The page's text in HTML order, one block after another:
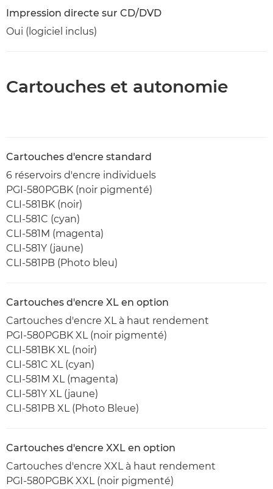
Impression directe sur CD/DVD
Oui (logiciel inclus)
Cartouches et autonomie
Cartouches d'encre standard
6 réservoirs d'encre individuels
PGI-580PGBK (noir pigmenté)
CLI-581BK (noir)
CLI-581C (cyan)
CLI-581M (magenta)
CLI-581Y (jaune)
CLI-581PB (Photo bleu)
Cartouches d'encre XL en option
Cartouches d'encre XL à haut rendement
PGI-580PGBK XL (noir pigmenté)
CLI-581BK XL (noir)
CLI-581C XL (cyan)
CLI-581M XL (magenta)
CLI-581Y XL (jaune)
CLI-581PB XL (Photo Bleue)
Cartouches d'encre XXL en option
Cartouches d'encre XXL à haut rendement
PGI-580PGBK XXL (noir pigmenté)